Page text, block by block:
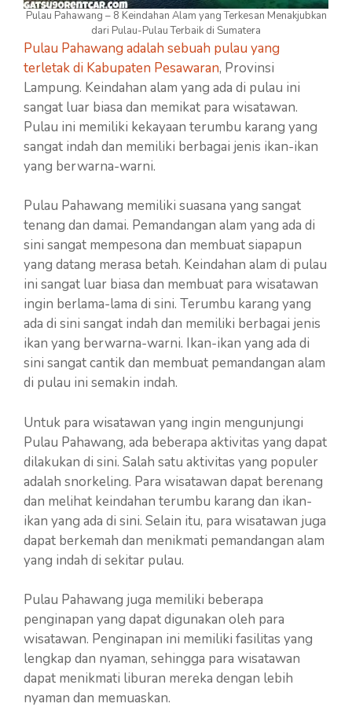
Pulau Pahawang – 8 Keindahan Alam yang Terkesan Menakjubkan
dari Pulau-Pulau Terbaik di Sumatera
Pulau Pahawang adalah sebuah pulau yang
terletak di Kabupaten Pesawaran, Provinsi
Lampung. Keindahan alam yang ada di pulau ini
sangat luar biasa dan memikat para wisatawan.
Pulau ini memiliki kekayaan terumbu karang yang
sangat indah dan memiliki berbagai jenis ikan-ikan
yang berwarna-warni.
Pulau Pahawang memiliki suasana yang sangat
tenang dan damai. Pemandangan alam yang ada di
sini sangat mempesona dan membuat siapapun
yang datang merasa betah. Keindahan alam di pulau
ini sangat luar biasa dan membuat para wisatawan
ingin berlama-lama di sini. Terumbu karang yang
ada di sini sangat indah dan memiliki berbagai jenis
ikan yang berwarna-warni. Ikan-ikan yang ada di
sini sangat cantik dan membuat pemandangan alam
di pulau ini semakin indah.
Untuk para wisatawan yang ingin mengunjungi
Pulau Pahawang, ada beberapa aktivitas yang dapat
dilakukan di sini. Salah satu aktivitas yang populer
adalah snorkeling. Para wisatawan dapat berenang
dan melihat keindahan terumbu karang dan ikan-
ikan yang ada di sini. Selain itu, para wisatawan juga
dapat berkemah dan menikmati pemandangan alam
yang indah di sekitar pulau.
Pulau Pahawang juga memiliki beberapa
penginapan yang dapat digunakan oleh para
wisatawan. Penginapan ini memiliki fasilitas yang
lengkap dan nyaman, sehingga para wisatawan
dapat menikmati liburan mereka dengan lebih
nyaman dan memuaskan.